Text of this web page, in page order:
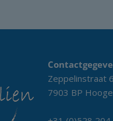
Zeppelinstraat 6
7903 BP